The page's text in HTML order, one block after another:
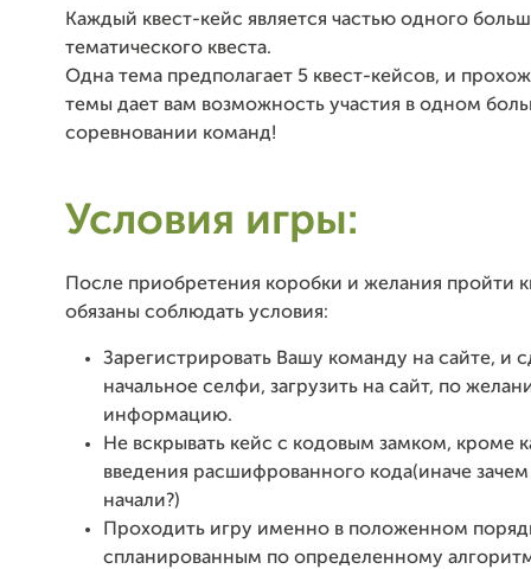
Каждый квест-кейс является частью одного
тематического квеста.
Одна тема предполагает 5 квест-кейсов, и
темы дает вам возможность участия в одном
соревновании команд!
Условия игры:
После приобретения коробки и желания пройти
обязаны соблюдать условия:
Зарегистрировать Вашу команду на сайте, и
начальное селфи, загрузить на сайт, по
информацию.
Не вскрывать кейс с кодовым замком, кроме
введения расшифрованного кода(иначе зачем
начали?)
Проходить игру именно в положенном
спланированным по определенному